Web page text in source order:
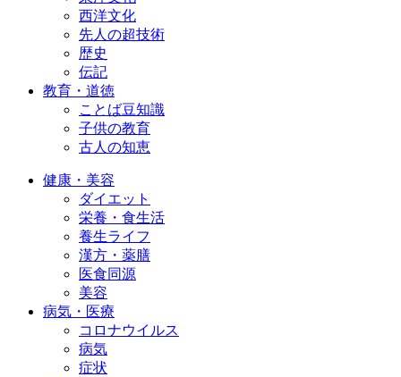
西洋文化
先人の超技術
歴史
伝記
教育・道徳
ことば豆知識
子供の教育
古人の知恵
健康・美容
ダイエット
栄養・食生活
養生ライフ
漢方・薬膳
医食同源
美容
病気・医療
コロナウイルス
病気
症状